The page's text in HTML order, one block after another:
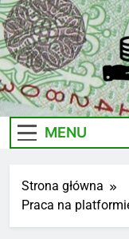
Skip
to
content
MENU
Strona główna
Praca na